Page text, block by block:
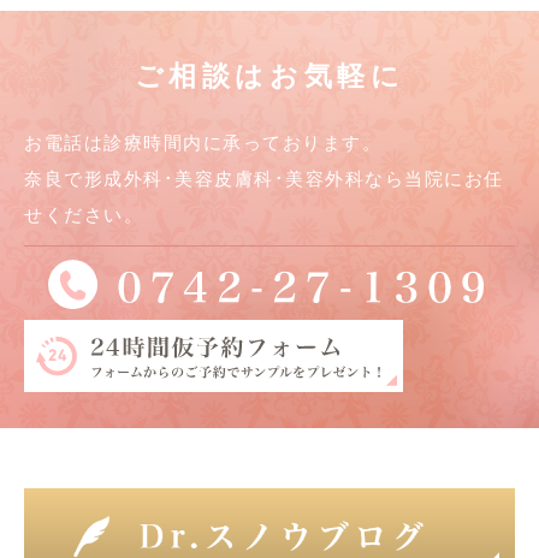
ご相談はお気軽に
お電話は診療時間内に承っております。
奈良で形成外科･美容皮膚科･美容外科なら当院にお任
せください。